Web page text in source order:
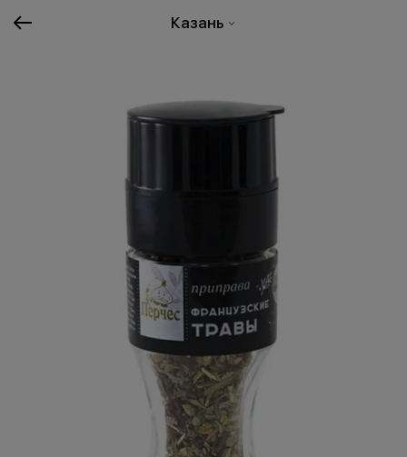
Казань